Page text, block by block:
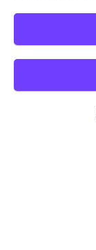
Mobile app